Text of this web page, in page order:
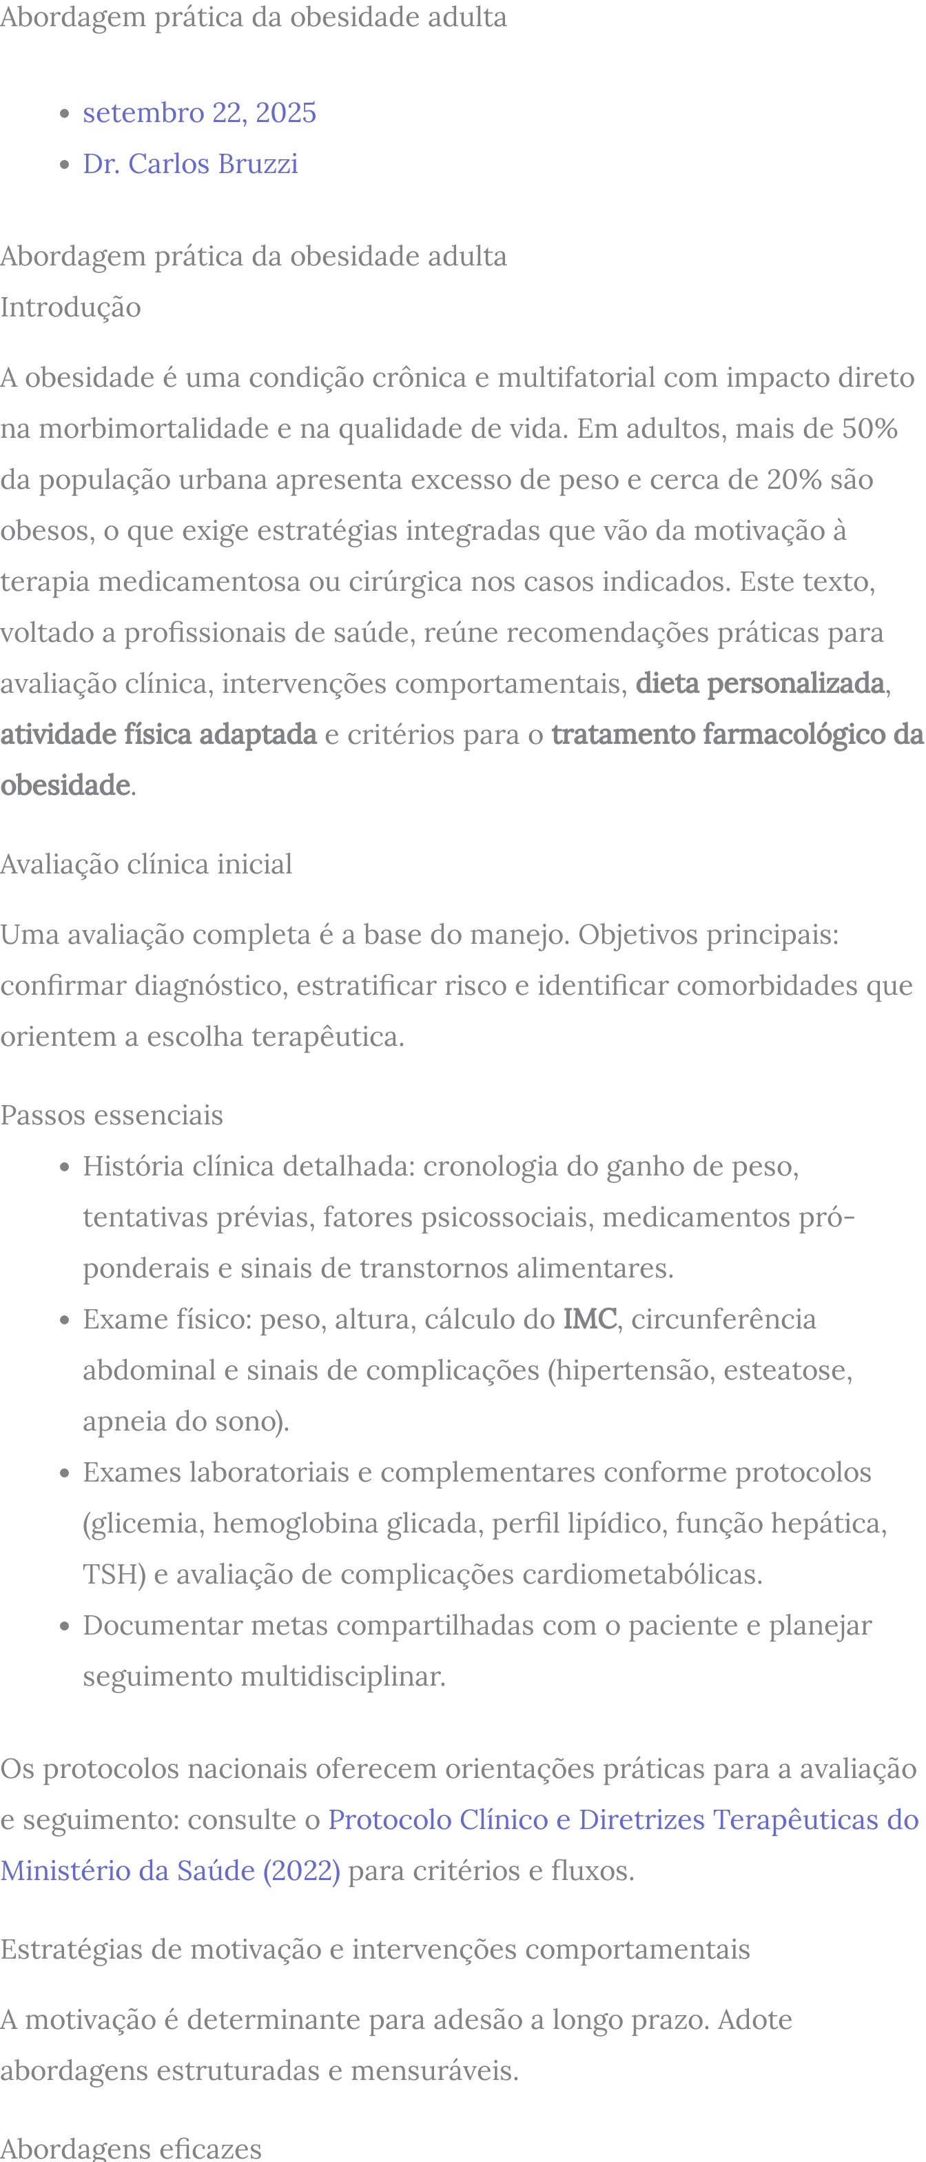
Abordagem prática da obesidade adulta
setembro 22, 2025
Dr. Carlos Bruzzi
Abordagem prática da obesidade adulta
Introdução
A obesidade é uma condição crônica e multifatorial com impacto direto
na morbimortalidade e na qualidade de vida. Em adultos, mais de 50%
da população urbana apresenta excesso de peso e cerca de 20% são
obesos, o que exige estratégias integradas que vão da motivação à
terapia medicamentosa ou cirúrgica nos casos indicados. Este texto,
voltado a profissionais de saúde, reúne recomendações práticas para
avaliação clínica, intervenções comportamentais, dieta personalizada,
atividade física adaptadae critérios para o tratamento farmacológico da
obesidade.
Avaliação clínica inicial
Uma avaliação completa é a base do manejo. Objetivos principais:
confirmar diagnóstico, estratificar risco e identificar comorbidades que
orientem a escolha terapêutica.
Passos essenciais
História clínica detalhada: cronologia do ganho de peso,
tentativas prévias, fatores psicossociais, medicamentos pró-
ponderais e sinais de transtornos alimentares.
Exame físico: peso, altura, cálculo do IMC, circunferência
abdominal e sinais de complicações (hipertensão, esteatose,
apneia do sono).
Exames laboratoriais e complementares conforme protocolos
(glicemia, hemoglobina glicada, perfil lipídico, função hepática,
TSH) e avaliação de complicações cardiometabólicas.
Documentar metas compartilhadas com o paciente e planejar
seguimento multidisciplinar.
Os protocolos nacionais oferecem orientações práticas para a avaliação
e seguimento: consulte o Protocolo Clínico e Diretrizes Terapêuticas do
Ministério da Saúde (2022) para critérios e fluxos.
Estratégias de motivação e intervenções comportamentais
A motivação é determinante para adesão a longo prazo. Adote
abordagens estruturadas e mensuráveis.
Abordagens eficazes